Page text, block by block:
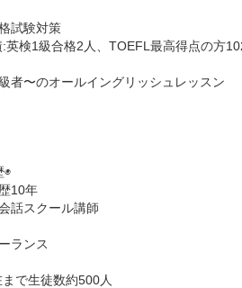
試験対策
:英検1級合格2人、TOEFL最高得点の方
者〜のオールイングリッシュレッスン
◉
10年
話スクール講師
ランス
まで生徒数約500人